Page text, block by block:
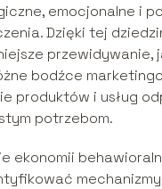
emocjonalne i
Dzięki tej
przewidywanie,
bodźce
produktów i usług
potrzebom.
ekonomii